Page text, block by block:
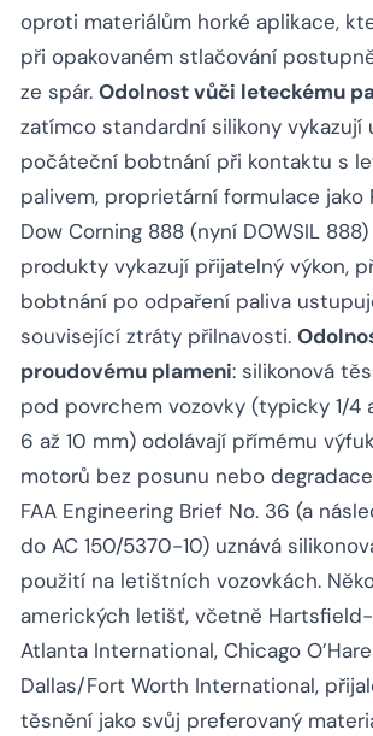
oproti materiálům horké aplikace,
při opakovaném stlačování
ze spár. Odolnost vůči leteckému
zatímco standardní silikony vykazují
počáteční bobtnání při kontaktu s
palivem, proprietární formulace jako
Dow Corning 888 (nyní DOWSIL
produkty vykazují přijatelný výkon,
bobtnání po odpaření paliva
související ztráty přilnavosti.
proudovému plameni: silikonová
pod povrchem vozovky (typicky 1/4
6 až 10 mm) odolávají přímému
motorů bez posunu nebo
FAA Engineering Brief No. 36 (a
do AC 150/5370-10) uznává
použití na letištních vozovkách.
amerických letišť, včetně
Atlanta International, Chicago
Dallas/Fort Worth International,
těsnění jako svůj preferovaný